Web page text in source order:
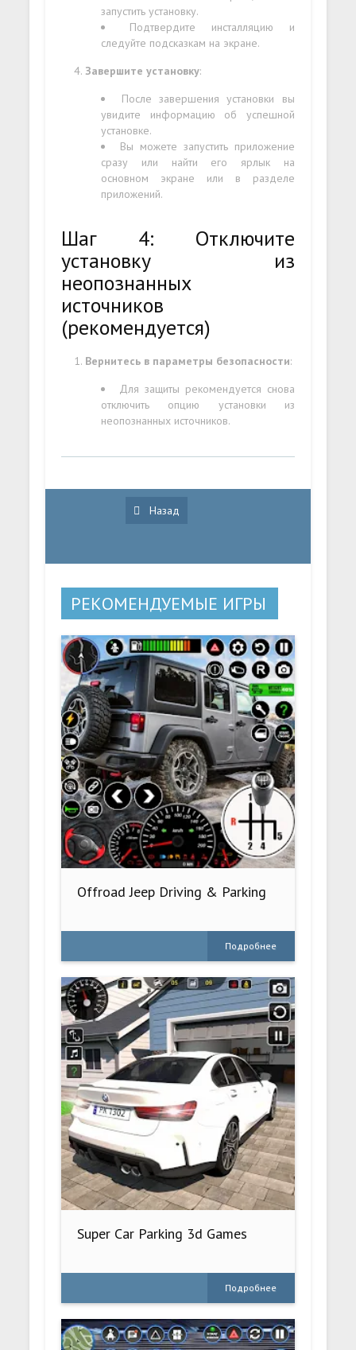
запустить установку.
Подтвердите инсталляцию и
следуйте подсказкам на экране.
Завершите установку:
После завершения установки вы
увидите информацию об успешной
установке.
Вы можете запустить приложение
сразу или найти его ярлык на
основном экране или в разделе
приложений.
Шаг 4: Отключите
установку из
неопознанных
источников
(рекомендуется)
Вернитесь в параметры безопасности:
Для защиты рекомендуется снова
отключить опцию установки из
неопознанных источников.
Назад
РЕКОМЕНДУЕМЫЕ ИГРЫ
Offroad Jeep Driving & Parking
Подробнее
Super Car Parking 3d Games
Подробнее